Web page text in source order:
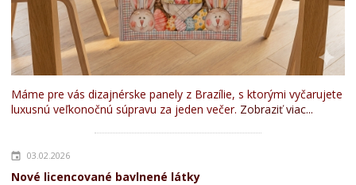
Máme pre vás dizajnérske panely z Brazílie, s ktorými vyčarujete
luxusnú veľkonočnú súpravu za jeden večer. Zobraziť viac...
03.02.2026
Nové licencované bavlnené látky